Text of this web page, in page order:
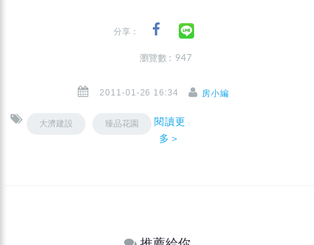
分享：
瀏覽數 : 947
2011-01-26 16:34 房小編
大濟建設 臻品花園
閱讀更
多＞